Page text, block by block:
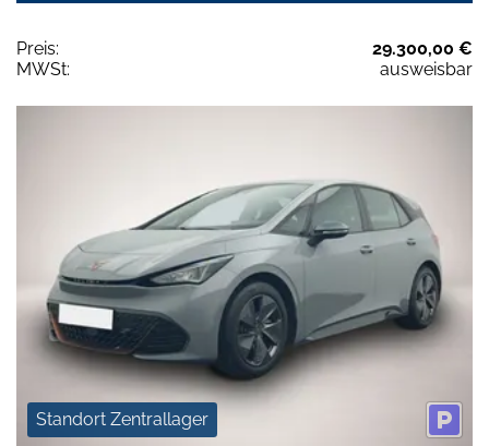
Preis:
29.300,00 €
MWSt:
ausweisbar
Standort Zentrallager